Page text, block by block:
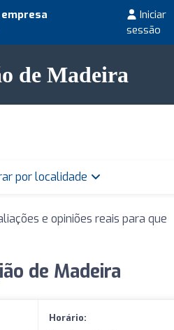
Iniciar
sessão
de Madeira
por localidade
e opiniões reais para que
de Madeira
Horário: